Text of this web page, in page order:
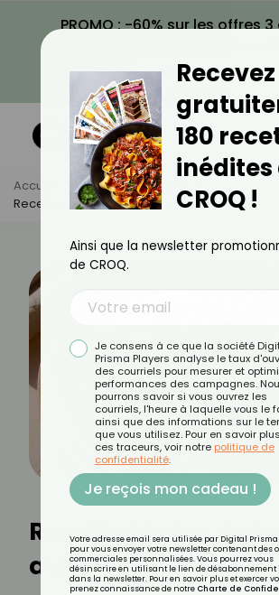
PROMO : -60% sur les offres
VOIR LA PROMO
Accueil Actus
Recettes
Recette Légère De Tarte Fine Aux Pommes
Recette légère de
aux pommes
Recevez
180
inédites
CROQ !
Ainsi que la newsletter
de CROQ.
Je consens à ce que la société
Prisma Players analyse le taux
des courriels pour mesurer et
performances des campagnes.
pourrons savoir si vous ouvrez les
courriels, l'heure à laquelle vous le
ainsi que des informations sur le
que vous utilisez. Pour en savoir
ces traceurs, voir notre politique de
confidentialité.
Je reçois mon cadeau !
Votre adresse email sera utilisée par Digital Prisma
pour vous envoyer votre newsletter contenant des
commerciales personnalisées. Vous pourrez vous
désinscrire en utilisant le lien de désabonnement
dans la newsletter. Pour en savoir plus et exercer
prenez connaissance de notre Charte de